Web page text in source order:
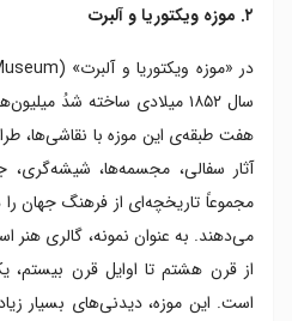
۲. موزه ویکتوریا و آلبرت
سال ۱۸۵۲ میلادی ساخته شدُ
هفت طبقه‌ی این موزه با نقاشی‌ها،
آثار سفالی، مجسمه‌ها، شیشه‌گری،
از قرن هشتم تا اوایل قرن بیستم،
است. این موزه، دیدنی‌های بسیار